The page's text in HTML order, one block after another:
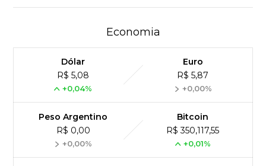
Economia
Dólar
R$ 5,08
+0,04%
Euro
R$ 5,87
+0,00%
Peso Argentino
R$ 0,00
+0,00%
Bitcoin
R$ 350,117,55
+0,01%